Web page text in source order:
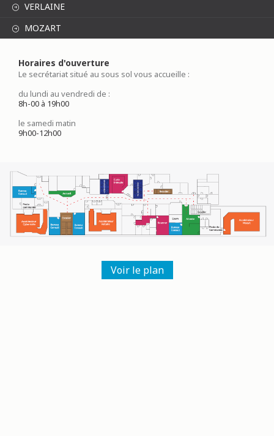
VERLAINE
MOZART
Horaires d'ouverture
Le secrétariat situé au sous sol vous accueille :
du lundi au vendredi de :
8h-00 à 19h00
le samedi matin
9h00-12h00
Voir le plan